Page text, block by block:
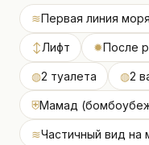
≋Первая линия моря
↕Лифт ✹После
◍2 туалета ◍2
⛨Мамад
≋Частичный вид на